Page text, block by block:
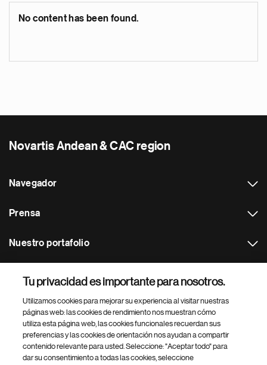
No content has been found.
Novartis Andean & CAC region
Navegador
Prensa
Nuestro portafolio
Footer Site Search
Tu privacidad es importante para nosotros.
Utilizamos cookies para mejorar su experiencia al visitar nuestras
páginas web: las cookies de rendimiento nos muestran cómo
utiliza esta página web, las cookies funcionales recuerdan sus
preferencias y las cookies de orientación nos ayudan a compartir
contenido relevante para usted. Seleccione: "Aceptar todo" para
dar su consentimiento a todas las cookies, seleccione